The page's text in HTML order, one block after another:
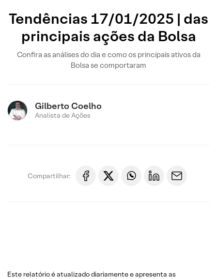
Tendências 17/01/2025 | das
principais ações da Bolsa
Confira as análises do dia e como os principais ativos da
Bolsa se comportaram
Gilberto Coelho
Analista de Ações
Compartilhar:
Este relatório é atualizado diariamente e apresenta as